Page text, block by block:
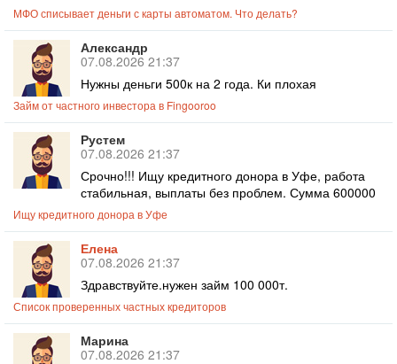
МФО списывает деньги с карты автоматом. Что делать?
Александр
07.08.2026 21:37
Нужны деньги 500к на 2 года. Ки плохая
Займ от частного инвестора в Fingooroo
Рустем
07.08.2026 21:37
Срочно!!! Ищу кредитного донора в Уфе, работа
стабильная, выплаты без проблем. Сумма 600000
Ищу кредитного донора в Уфе
Елена
07.08.2026 21:37
Здравствуйте.нужен займ 100 000т.
Список проверенных частных кредиторов
Марина
07.08.2026 21:37